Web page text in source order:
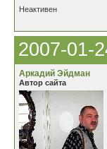
Неактивен
2007-01-
Аркадий Эйдман
Автор сайта